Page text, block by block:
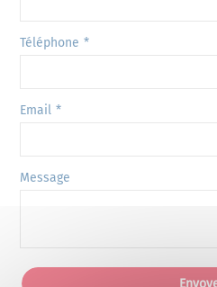
Téléphone
Email
Message